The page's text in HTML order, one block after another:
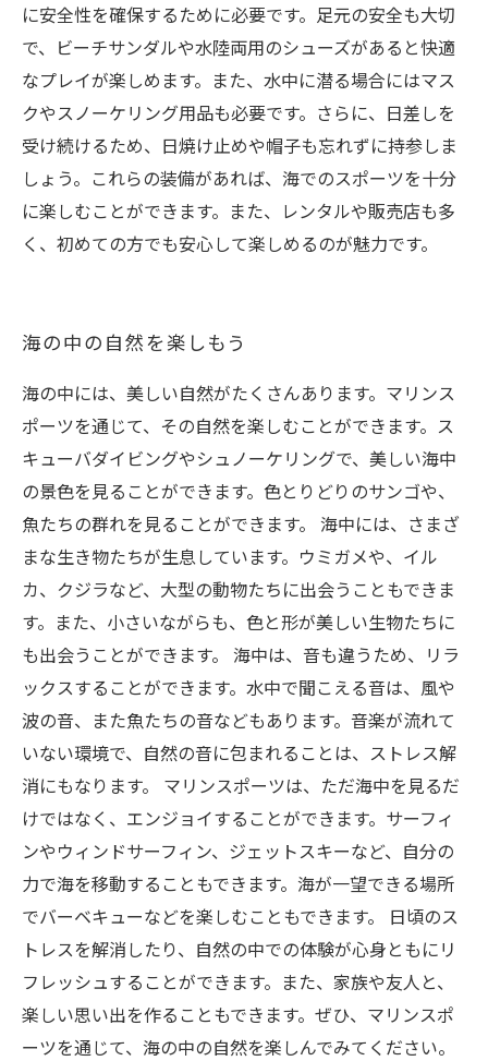
に安全性を確保するために必要です。足元の安全も大切
で、ビーチサンダルや水陸両用のシューズがあると快適
なプレイが楽しめます。また、水中に潜る場合にはマス
クやスノーケリング用品も必要です。さらに、日差しを
受け続けるため、日焼け止めや帽子も忘れずに持参しま
しょう。これらの装備があれば、海でのスポーツを十分
に楽しむことができます。また、レンタルや販売店も多
く、初めての方でも安心して楽しめるのが魅力です。
海の中の自然を楽しもう
海の中には、美しい自然がたくさんあります。マリンス
ポーツを通じて、その自然を楽しむことができます。ス
キューバダイビングやシュノーケリングで、美しい海中
の景色を見ることができます。色とりどりのサンゴや、
魚たちの群れを見ることができます。 海中には、さまざ
まな生き物たちが生息しています。ウミガメや、イル
カ、クジラなど、大型の動物たちに出会うこともできま
す。また、小さいながらも、色と形が美しい生物たちに
も出会うことができます。 海中は、音も違うため、リラ
ックスすることができます。水中で聞こえる音は、風や
波の音、また魚たちの音などもあります。音楽が流れて
いない環境で、自然の音に包まれることは、ストレス解
消にもなります。 マリンスポーツは、ただ海中を見るだ
けではなく、エンジョイすることができます。サーフィ
ンやウィンドサーフィン、ジェットスキーなど、自分の
力で海を移動することもできます。海が一望できる場所
でバーベキューなどを楽しむこともできます。 日頃のス
トレスを解消したり、自然の中での体験が心身ともにリ
フレッシュすることができます。また、家族や友人と、
楽しい思い出を作ることもできます。ぜひ、マリンスポ
ーツを通じて、海の中の自然を楽しんでみてください。